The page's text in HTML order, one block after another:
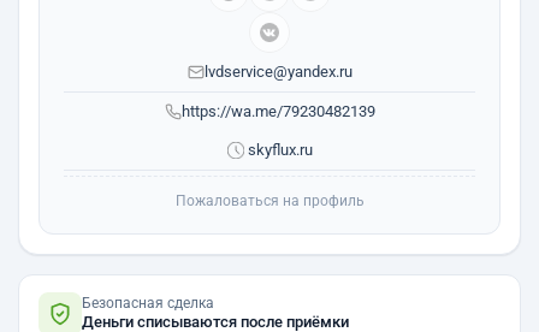
https://wa.me/79230482139
lvdservice@yandex.ru
skyflux.ru
Пожаловаться на профиль
Безопасная сделка
Деньги списываются после приёмки